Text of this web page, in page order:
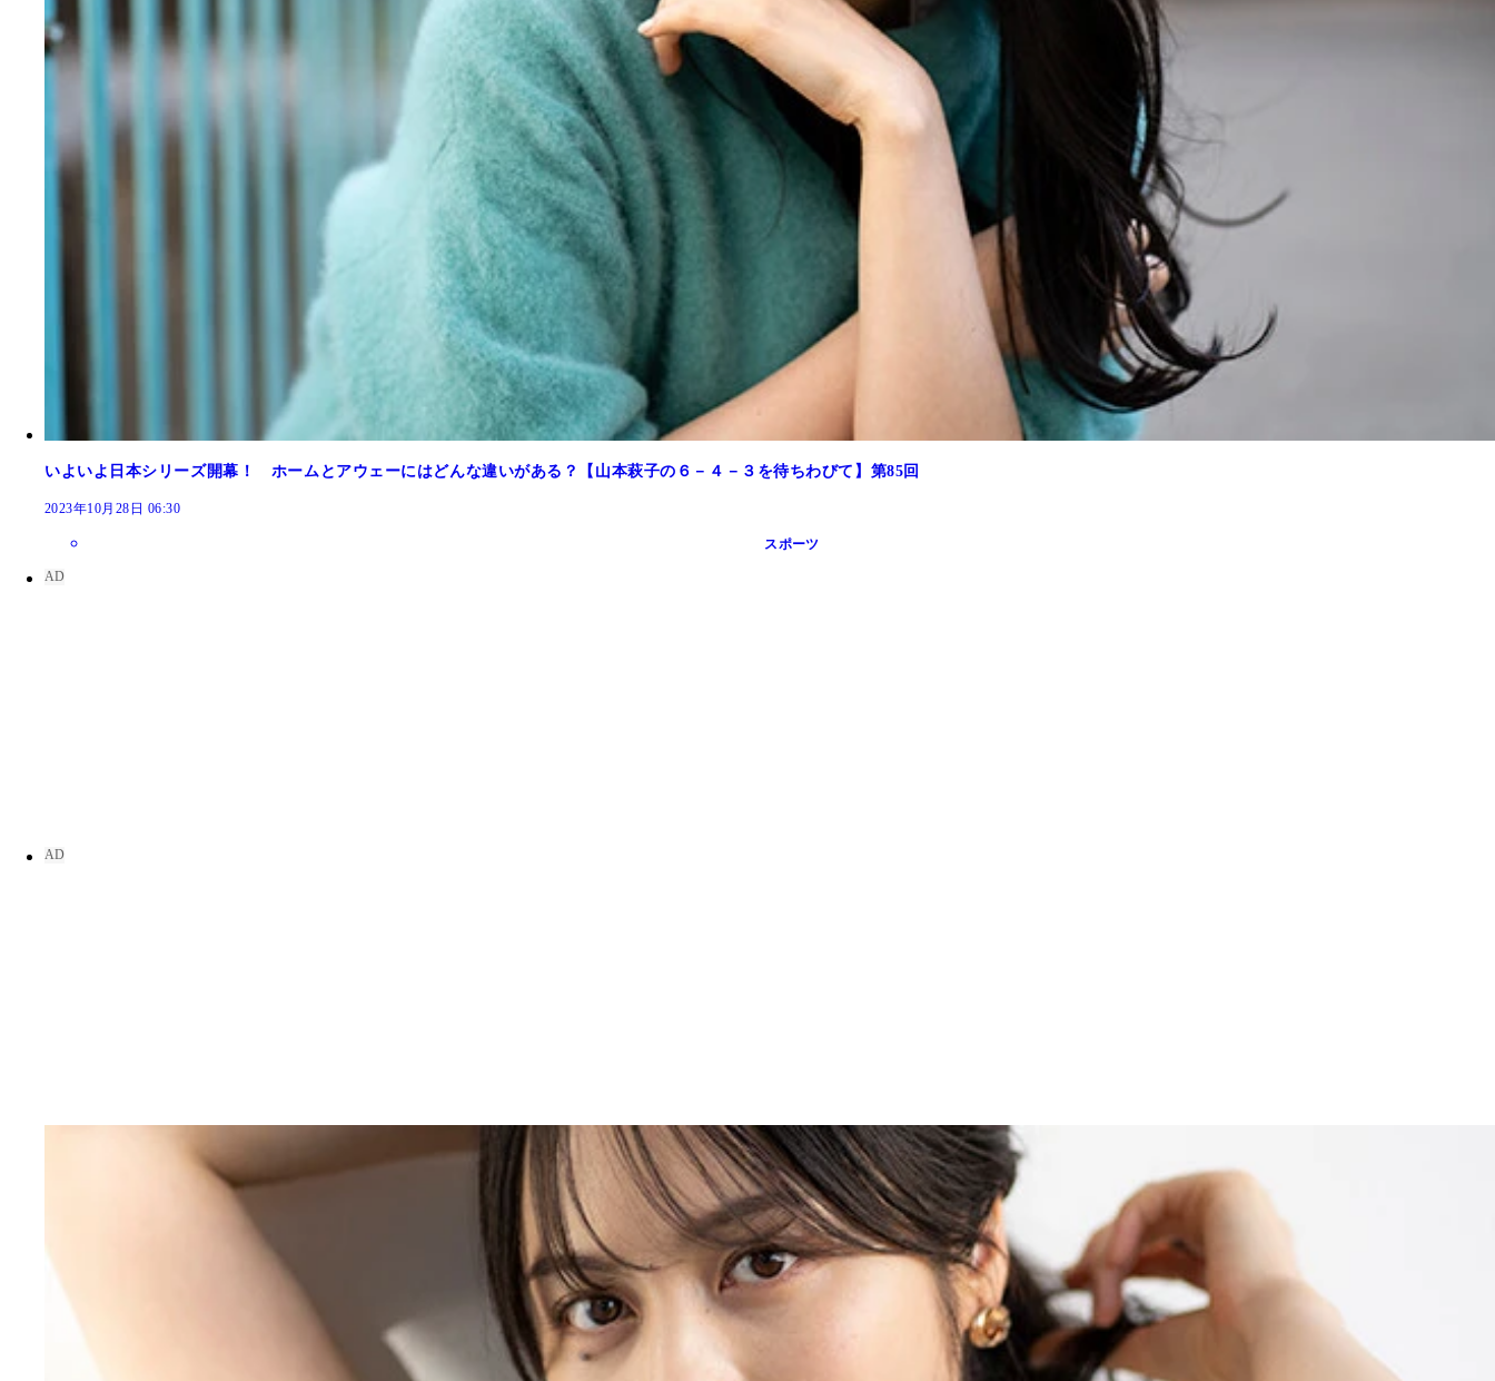
いよいよ日本シリーズ開幕！ ホームとアウェーにはどんな違いがある？【山本萩子の６－４－３を待ちわびて】第85回
2023年10月28日 06:30
スポーツ